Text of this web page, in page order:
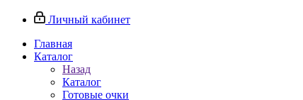
Личный кабинет
Главная
Каталог
Назад
Каталог
Готовые очки